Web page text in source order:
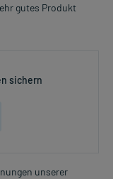
gutes Produkt
sichern
unserer